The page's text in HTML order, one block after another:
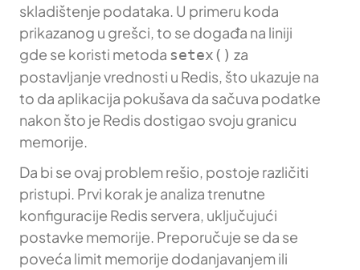
skladištenje podataka. U primeru koda
prikazanog u grešci, to se događa na liniji
gde se koristi metoda setex() za
postavljanje vrednosti u Redis, što ukazuje na
to da aplikacija pokušava da sačuva podatke
nakon što je Redis dostigao svoju granicu
memorije.
Da bi se ovaj problem rešio, postoje različiti
pristupi. Prvi korak je analiza trenutne
konfiguracije Redis servera, uključujući
postavke memorije. Preporučuje se da se
poveća limit memorije dodanjavanjem ili